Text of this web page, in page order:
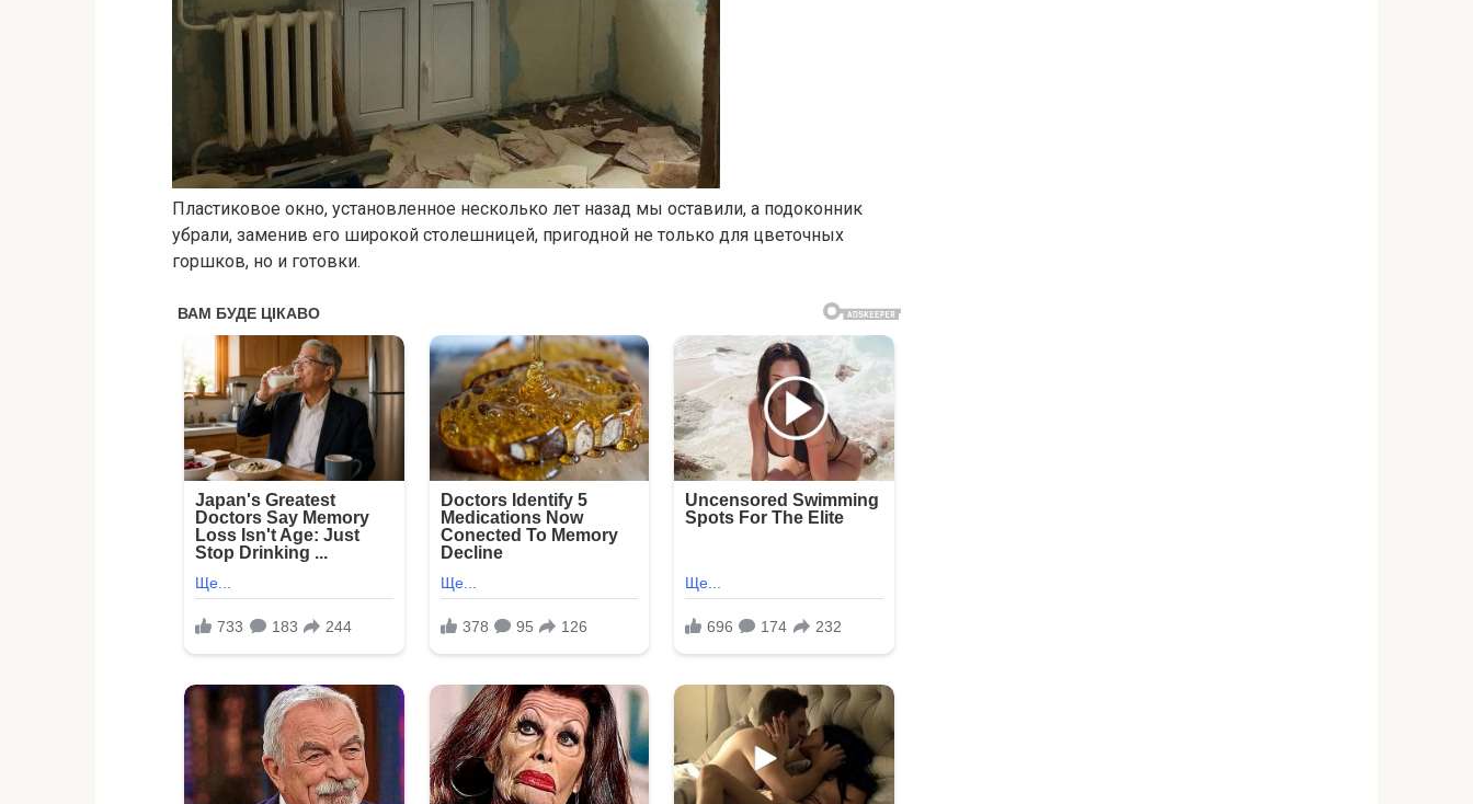
Пластиковое окно, установленное несколько лет назад мы оставили, а подоконник
убрали, заменив его широкой столешницей, пригодной не только для цветочных
горшков, но и готовки.